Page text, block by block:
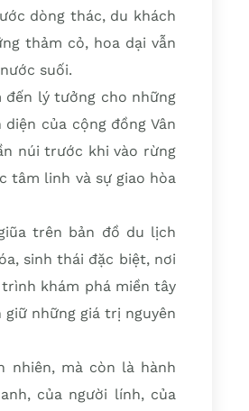
dòng thác, du khách
thảm cỏ, hoa dại vẫn
suối.
đến lý tưởng cho những
của cộng đồng Vân
núi trước khi vào rừng
tâm linh và sự giao hòa
trên bản đồ du lịch
sinh thái đặc biệt, nơi
khám phá miền tây
những giá trị nguyên
nhiên, mà còn là hành
của người lính, của